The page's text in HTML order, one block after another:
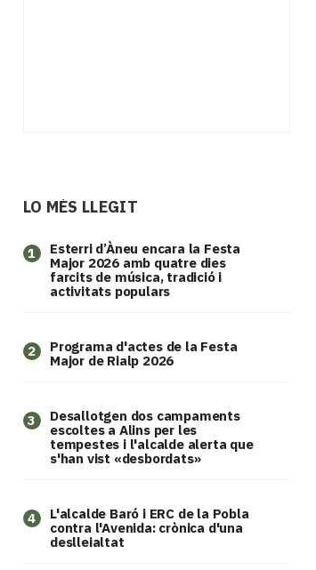
LO MÉS LLEGIT
1
Esterri d’Àneu encara la Festa
Major 2026 amb quatre dies
farcits de música, tradició i
activitats populars
2
Programa d'actes de la Festa
Major de Rialp 2026
3
​Desallotgen dos campaments
escoltes a Alins per les
tempestes i l'alcalde alerta que
s'han vist «desbordats»
4
L'alcalde Baró i ERC de la Pobla
contra l'Avenida: crònica d'una
deslleialtat